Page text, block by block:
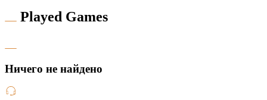
Played Games
Hичего не найдено